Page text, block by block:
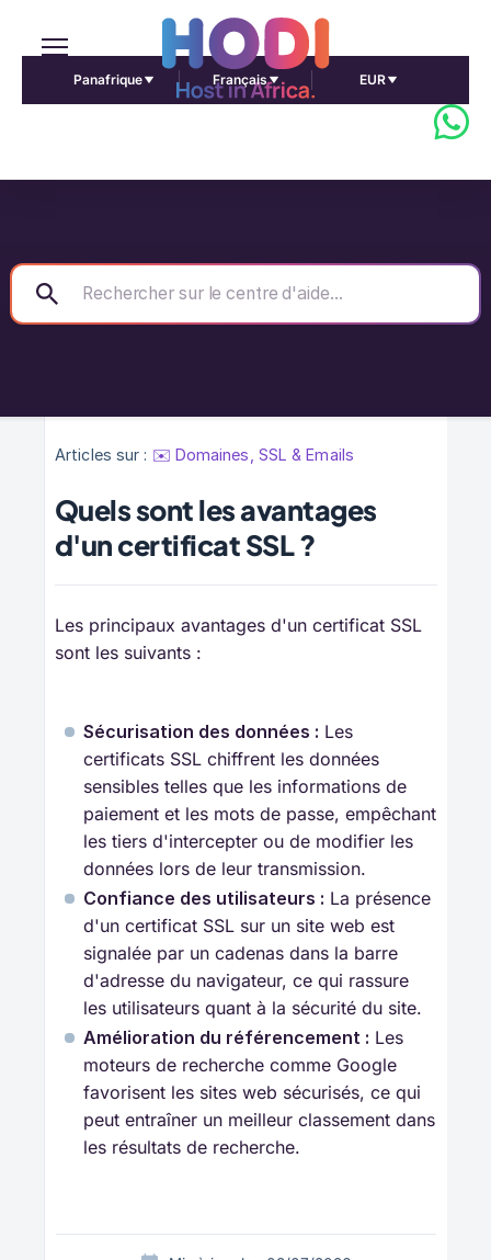
Panafrique Français EUR
Articles sur : ✉️ Domaines, SSL & Emails
Quels sont les avantages
d'un certificat SSL ?
Les principaux avantages d'un certificat SSL
sont les suivants :
Sécurisation des données : Les
certificats SSL chiffrent les données
sensibles telles que les informations de
paiement et les mots de passe, empêchant
les tiers d'intercepter ou de modifier les
données lors de leur transmission.
Confiance des utilisateurs : La présence
d'un certificat SSL sur un site web est
signalée par un cadenas dans la barre
d'adresse du navigateur, ce qui rassure
les utilisateurs quant à la sécurité du site.
Amélioration du référencement : Les
moteurs de recherche comme Google
favorisent les sites web sécurisés, ce qui
peut entraîner un meilleur classement dans
les résultats de recherche.